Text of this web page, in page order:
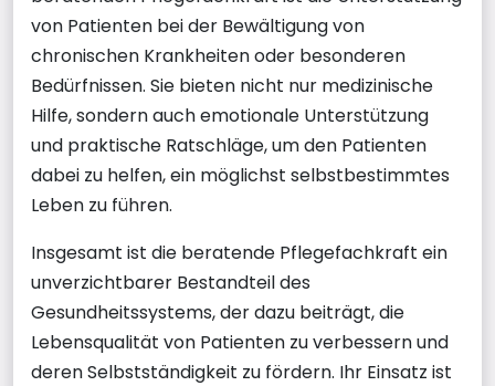
von Patienten bei der Bewältigung von
chronischen Krankheiten oder besonderen
Bedürfnissen. Sie bieten nicht nur medizinische
Hilfe, sondern auch emotionale Unterstützung
und praktische Ratschläge, um den Patienten
dabei zu helfen, ein möglichst selbstbestimmtes
Leben zu führen.
Insgesamt ist die beratende Pflegefachkraft ein
unverzichtbarer Bestandteil des
Gesundheitssystems, der dazu beiträgt, die
Lebensqualität von Patienten zu verbessern und
deren Selbstständigkeit zu fördern. Ihr Einsatz ist